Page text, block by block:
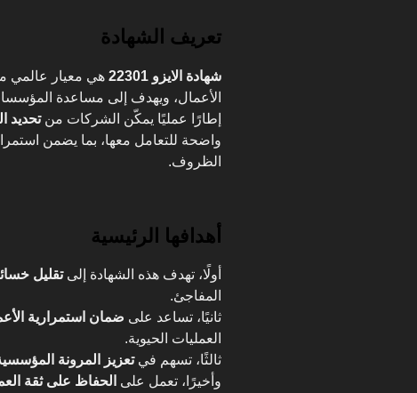
تعريف الشهادة
شهادة الايزو 22301
هي معيار عالمي
الأعمال، ويهدف إلى مساعدة
إطارًا عمليًا يمكّن الشركات منتحديد
واضحة للتعامل معها، بما يضمن
الظروف.
أهدافها الرئيسية
أولًا، تهدف هذه الشهادة إلىتقليل
المفاجئ.
ثانيًا، تساعد على ضمان استمرارية
العمليات الحيوية.
ثالثًا، تسهم فيتعزيز المرونة
وأخيرًا، تعمل على الحفاظ على ثقة